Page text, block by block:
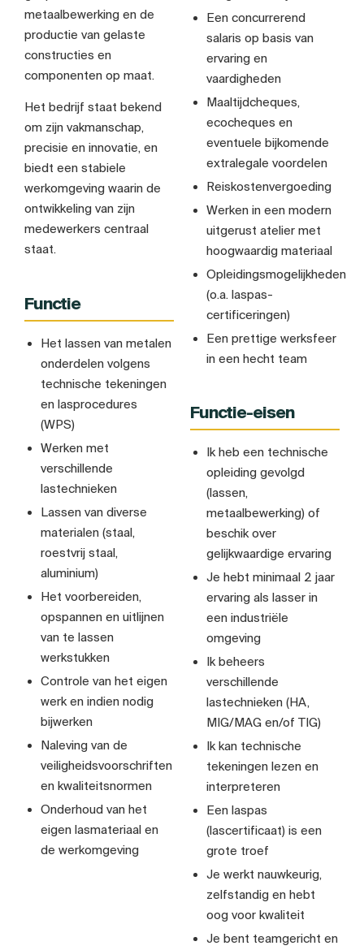
metaalbewerking en de
productie van gelaste
constructies en
componenten op maat.
Het bedrijf staat bekend
om zijn vakmanschap,
precisie en innovatie, en
biedt een stabiele
werkomgeving waarin de
ontwikkeling van zijn
medewerkers centraal
staat.
Functie
Het lassen van metalen
onderdelen volgens
technische tekeningen
en lasprocedures
(WPS)
Werken met
verschillende
lastechnieken
Lassen van diverse
materialen (staal,
roestvrij staal,
aluminium)
Het voorbereiden,
opspannen en uitlijnen
van te lassen
werkstukken
Controle van het eigen
werk en indien nodig
bijwerken
Naleving van de
veiligheidsvoorschriften
en kwaliteitsnormen
Onderhoud van het
eigen lasmateriaal en
de werkomgeving
Een concurrerend
salaris op basis van
ervaring en
vaardigheden
Maaltijdcheques,
ecocheques en
eventuele bijkomende
extralegale voordelen
Reiskostenvergoeding
Werken in een modern
uitgerust atelier met
hoogwaardig materiaal
Opleidingsmogelijkheden
(o.a. laspas-
certificeringen)
Een prettige werksfeer
in een hecht team
Functie-eisen
Ik heb een technische
opleiding gevolgd
(lassen,
metaalbewerking) of
beschik over
gelijkwaardige ervaring
Je hebt minimaal 2 jaar
ervaring als lasser in
een industriële
omgeving
Ik beheers
verschillende
lastechnieken (HA,
MIG/MAG en/of TIG)
Ik kan technische
tekeningen lezen en
interpreteren
Een laspas
(lascertificaat) is een
grote troef
Je werkt nauwkeurig,
zelfstandig en hebt
oog voor kwaliteit
Je bent teamgericht en